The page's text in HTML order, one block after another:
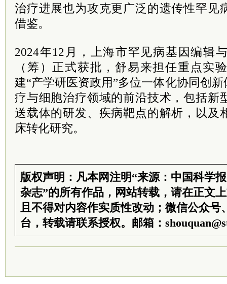
治疗进展也为攻克更广泛的遗传性罕见
借鉴。
2024年12月，上海市罕见病基因编辑
（筹）正式获批，舒易来担任重点实
建“产学研医资政用”多位一体化协同创
疗与细胞治疗领域的前沿技术，包括新
送载体的研发、疾病靶点的解析，以及
床转化研究。
版权声明：凡本网注明“来源：中国科学
杂志”的所有作品，网站转载，请在正文
且不得对内容作实质性改动；微信公众号
台，转载请联系授权。邮箱：